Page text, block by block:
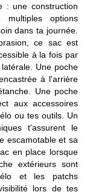
: une construction
options
dans ta journée.
ce sac est
à la fois par
Une poche
à l'arrière
Une poche
aux accessoires
ou tes outils. Un
t'assurent le
escamotable et sa
en place lorsque
extérieurs sont
et les patchs
lors de tes